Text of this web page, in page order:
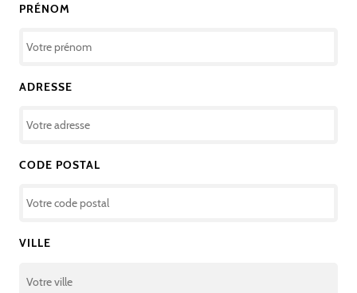
PRÉNOM
ADRESSE
CODE POSTAL
VILLE